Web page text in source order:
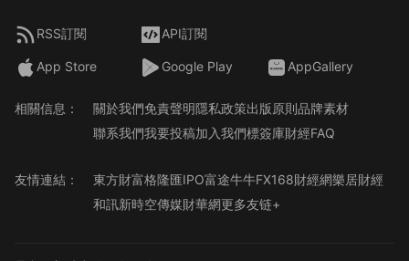
RSS訂閱 API訂閱
App Store Google Play AppGallery
相關信息： 關於我們免責聲明隱私政策出版原則品牌素材
聯系我們我要投稿加入我們標簽庫財經FAQ
友情連結： 東方財富格隆匯IPO富途牛牛FX168財經網樂居財經
和訊新時空傳媒財華網更多友链+